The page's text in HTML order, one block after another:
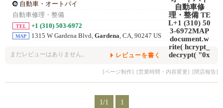
自動車・オートバイ
自動車修理・整備
TEL +1 (310) 503-6972
MAP 1315 W Gardena Blvd, Gardena, CA, 90247 US
まだレビューはありません。 レビューを書く
[ページ制作] [営業時間・内容変更] [閉店報告]
1/1 1